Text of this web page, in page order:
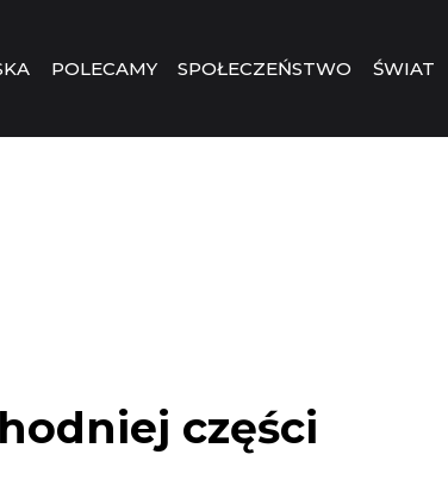
POLECAMY SPOŁECZEŃSTWO ŚWIAT
części